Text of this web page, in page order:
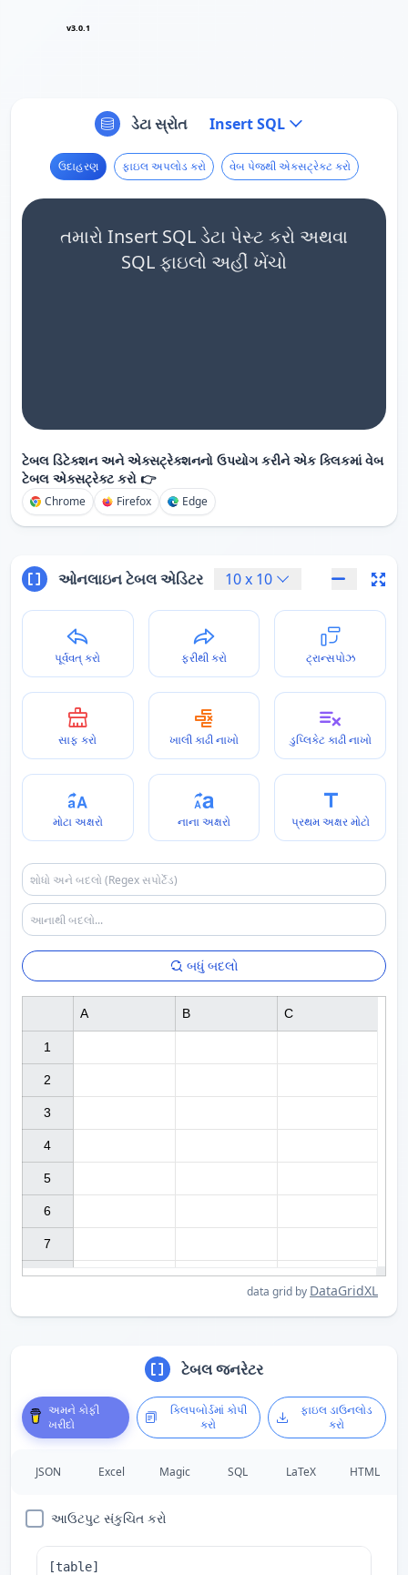
v3.0.1
ડેટા સ્રોત Insert SQL
ઉદાહરણ ફાઇલ અપલોડ કરો વેબ પેજથી એક્સટ્રેક્ટ કરો
તમારો Insert SQL ડેટા પેસ્ટ કરો અથવા
SQL ફાઇલો અહીં ખેંચો
ટેબલ ડિટેક્શન અને એક્સટ્રેક્શનનો ઉપયોગ કરીને એક ક્લિકમાં વેબ
ટેબલ એક્સટ્રેક્ટ કરો 👉
Chrome Firefox Edge
ઓનલાઇન ટેબલ એડિટર 10x 10
પૂર્વવત્ કરો ફરીથી કરો ટ્રાન્સપોઝ
સાફ કરો ખાલી કાઢી નાખો ડુપ્લિકેટ કાઢી નાખો
મોટા અક્ષરો નાના અક્ષરો પ્રથમ અક્ષર મોટો
બધું બદલો
1
2
3
4
5
6
7
A B C
data grid by DataGridXL
ટેબલ જનરેટર
અમને કોફી
ખરીદો
ક્લિપબોર્ડમાં કોપી
કરો
ફાઇલ ડાઉનલોડ
કરો
JSON Excel Magic SQL LaTeX HTML
આઉટપુટ સંકુચિત કરો